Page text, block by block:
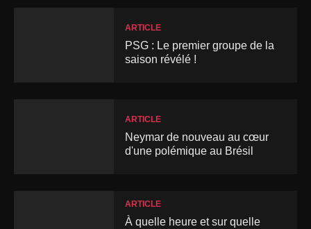
ARTICLE
PSG : Le premier groupe de la
saison révélé !
ARTICLE
Neymar de nouveau au cœur
d'une polémique au Brésil
ARTICLE
À quelle heure et sur quelle